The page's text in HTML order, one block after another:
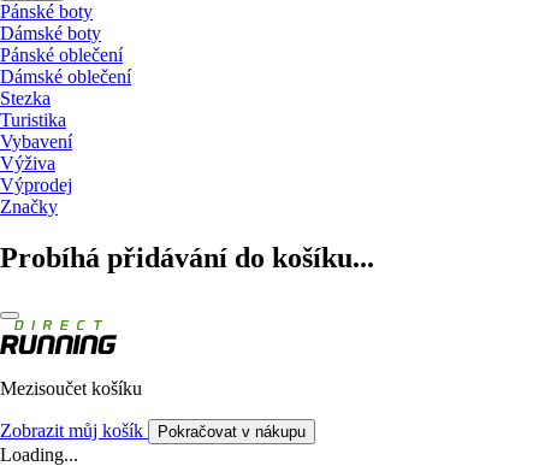
Pánské boty
Dámské boty
Pánské oblečení
Dámské oblečení
Stezka
Turistika
Vybavení
Výživa
Výprodej
Značky
Probíhá přidávání do košíku...
Mezisoučet košíku
Zobrazit můj košík Pokračovat v nákupu
Loading...